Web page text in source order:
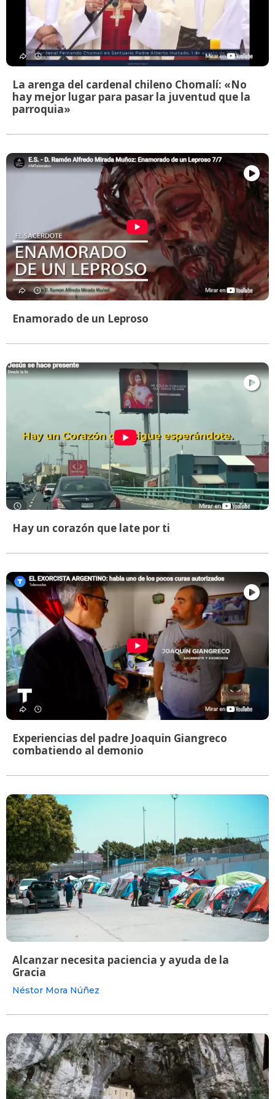
La arenga del cardenal chileno Chomalí: «No
hay mejor lugar para pasar la juventud que la
parroquia»
Enamorado de un Leproso
Hay un corazón que late por ti
Experiencias del padre Joaquin Giangreco
combatiendo al demonio
Alcanzar necesita paciencia y ayuda de la
Gracia
Néstor Mora Núñez